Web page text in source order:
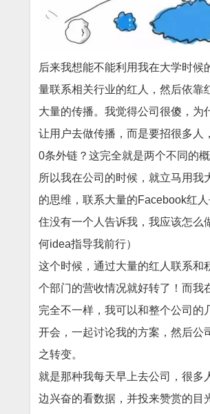
后来我想能不能利用我在大学时候
量联系相关行业的红人，然后依靠
大量的传播。我觉得公司很傻，为
让用户去做传播，而是要招很多人
0条外链？这完全就是两个不同的概
所以我在公司的时候，就立马用我
的思维，联系大量的Facebook红
住没有一个人告诉我，我应该怎么
何idea指导我前行）
这个时候，通过大量的红人联系和
个部门的营收情况就好转了！而我
完全不一样，我可以和整个公司的
开会，一起讨论我的方案，然后公
之转变。
就是那种我每天早上去公司，很多
边兴奋的看数据，并投来赞赏的目